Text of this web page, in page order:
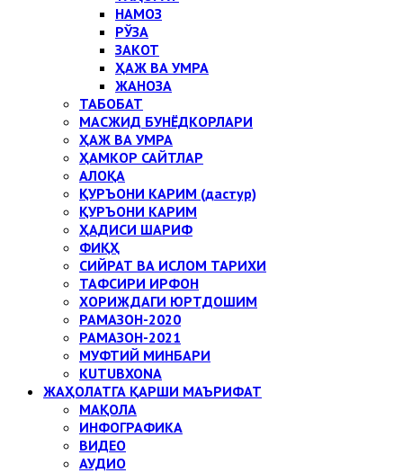
НАМОЗ
РЎЗА
ЗАКОТ
ҲАЖ ВА УМРА
ЖАНОЗА
ТАБОБАТ
МАСЖИД БУНЁДКОРЛАРИ
ҲАЖ ВА УМРА
ҲАМКОР САЙТЛАР
АЛОҚА
ҚУРЪОНИ КАРИМ (дастур)
ҚУРЪОНИ КАРИМ
ҲАДИСИ ШАРИФ
ФИҚҲ
СИЙРАТ ВА ИСЛОМ ТАРИХИ
ТАФСИРИ ИРФОН
ХОРИЖДАГИ ЮРТДОШИМ
РАМАЗОН-2020
РАМАЗОН-2021
МУФТИЙ МИНБАРИ
KUTUBXONA
ЖАҲОЛАТГА ҚАРШИ МАЪРИФАТ
МАҚОЛА
ИНФОГРАФИКА
ВИДЕО
АУДИО